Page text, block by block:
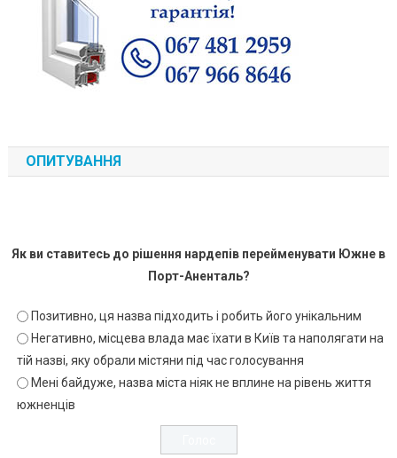
ОПИТУВАННЯ
Як ви ставитесь до рішення нардепів перейменувати Южне в
Порт-Аненталь?
Позитивно, ця назва підходить і робить його унікальним
Негативно, місцева влада має їхати в Київ та наполягати на
тій назві, яку обрали містяни під час голосування
Мені байдуже, назва міста ніяк не вплине на рівень життя
южненців